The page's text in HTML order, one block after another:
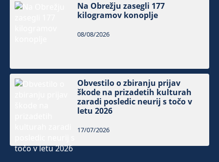
Na Obrežju zasegli 177
kilogramov konoplje
08/08/2026
Obvestilo o zbiranju prijav
škode na prizadetih kulturah
zaradi posledic neurij s točo v
letu 2026
17/07/2026